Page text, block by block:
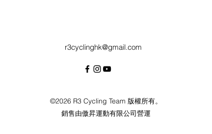
r3cyclinghk@gmail.com
©2026 R3 Cycling Team 版權所有。
銷售由傲昇運動有限公司營運